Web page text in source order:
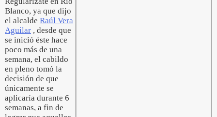
Blanco, ya que dijo
el alcalde Raúl Vera
Aguilar , desde que
se inició éste hace
poco más de una
semana, el cabildo
en pleno tomó la
decisión de que
únicamente se
aplicaría durante 6
semanas, a fin de